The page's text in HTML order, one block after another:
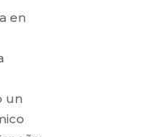
en
un